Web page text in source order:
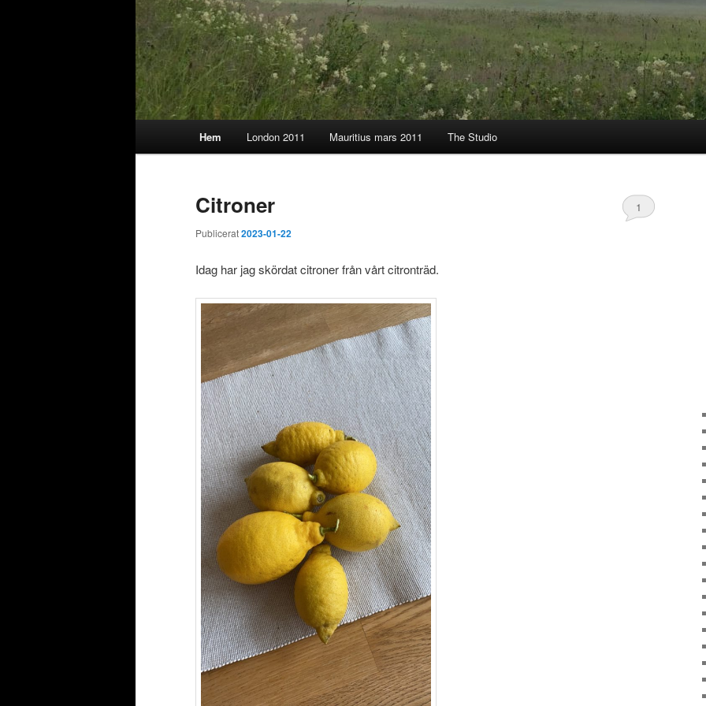
Hem London 2011 Mauritius mars 2011 The Studio
Citroner
Publicerat2023-01-22
1
Idag har jag skördat citroner från vårt citronträd.